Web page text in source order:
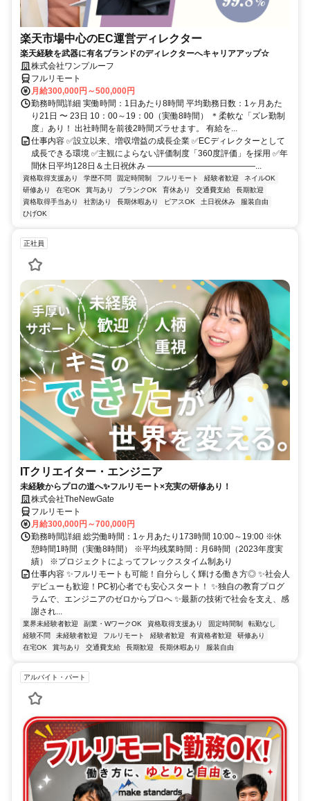
楽天市場中心のEC運営ディレクター
楽天経験を武器に有名ブランドのディレクターへキャリアアップ☆
株式会社ワンプルーフ
フルリモート
月給300,000円～500,000円
勤務時間詳細 実働時間：1日あたり8時間 平均勤務日数：1ヶ月あた
り21日 〜 23日 10：00～19：00（実働8時間） ＊柔軟な「ズレ勤制
度」あり！ 出社時間を前後2時間ズラせます。 有給を...
仕事内容 ✅設立以来、増収増益の成長企業 ✅ECディレクターとして
成長できる環境 ✅主観によらない評価制度「360度評価」を採用 ✅年
間休日平均128日＆土日祝休み ―――――――――――――...
資格取得支援あり 学歴不問 固定時間制 フルリモート 経験者歓迎
ネイルOK
研修あり
在宅OK 賞与あり ブランクOK 育休あり 交通費支給
長期歓迎
資格取得手当あり
社割あり 長期休暇あり ピアスOK 土日祝休み
服装自由
ひげOK
正社員
ITクリエイター・エンジニア
未経験からプロの道へ✨フルリモート×充実の研修あり！
株式会社TheNewGate
フルリモート
月給300,000円～700,000円
勤務時間詳細 総労働時間：1ヶ月あたり173時間 10:00～19:00 ※休
憩時間1時間（実働8時間） ※平均残業時間：月6時間（2023年度実
績） ※プロジェクトによってフレックスタイム制あり
仕事内容 ✨フルリモートも可能！自分らしく輝ける働き方◎ ✨社会人
デビューも歓迎！PC初心者でも安心スタート！ ✨独自の教育プログ
ラムで、エンジニアのゼロからプロへ ✨最新の技術で社会を支え、感
謝され...
業界未経験者歓迎 副業・WワークOK 資格取得支援あり 固定時間制
転勤なし
経験不問
未経験者歓迎 フルリモート 経験者歓迎 有資格者歓迎
研修あり
在宅OK
賞与あり 交通費支給 長期歓迎 長期休暇あり 服装自由
アルバイト・パート